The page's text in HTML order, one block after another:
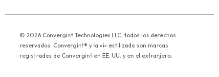
© 2026 Convergint Technologies LLC, todos los derechos
reservados. Convergint® y la «i» estilizada son marcas
registradas de Convergint en EE. UU. y en el extranjero.